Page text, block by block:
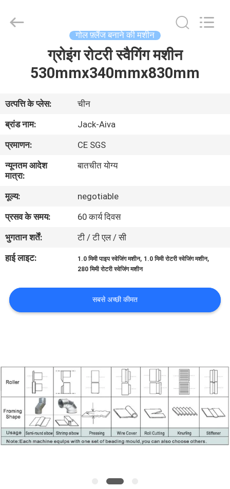
हमारे
बारे
कारखाने
दौरा
गुणवत्ता
हमसे
समाचार
उद्धरण
मांगें
MACHINERY
गोल फ़्लैंज बनाने की मशीन
ग्रोइंग रोटरी स्वैगिंग मशीन
530mmx340mmx830mm
उत्पत्ति के प्लेस:
चीन
ब्रांड नाम:
Jack-Aiva
प्रमाणन:
CE SGS
न्यूनतम आदेश
मात्रा:
बातचीत योग्य
मूल्य:
negotiable
प्रसव के समय:
60 कार्य दिवस
भुगतान शर्तें:
टी / टी एल / सी
हाई लाइट:
1.0 मिमी पाइप स्वेजिंग मशीन, 1.0 मिमी रोटरी स्वेजिंग मशीन,
280 मिमी रोटरी स्वेजिंग मशीन
सबसे अच्छी कीमत